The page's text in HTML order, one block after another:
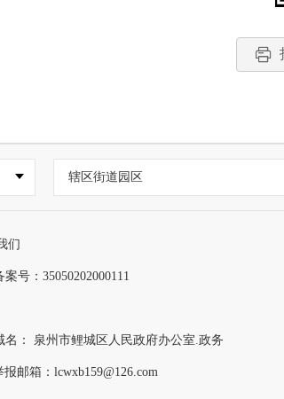
辖区街道园区
们
号：35050202000111
名： 泉州市鲤城区人民政府办公室.政务
邮箱：lcwxb159@126.com